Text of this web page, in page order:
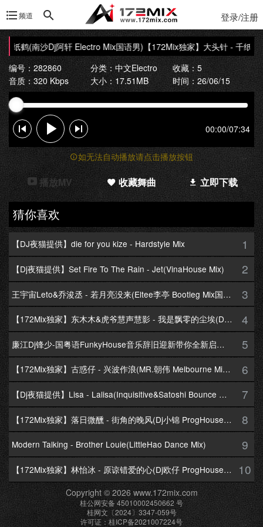
频道 登录/注册
纸鹤(南沙Dj阿轩 Electro Mix国语男)【172Mix独家】大头针 - 千纸鹤(
编号：282860
分类：中文Electro
收藏：5
音质：320 Kbps
大小：17.51MB 时间：26/06/15
00:00/07:34
如无法自动播放请点击播放按钮
播放MV 收藏舞曲 立即下载
猜你喜欢
【DJ夜猫提供】die for you kize - Hardstyle Mix 1
【Dj夜猫提供】Set Fire To The Rain - Jet(VinaHouse Mix) 2
王宇宙Leto&乔浚丞 - 若月亮没来(Eltee李亭 Bootleg Mix国语合唱) 3
【172Mix独家】东木木&虎爷慧声慧影 - 我是飘零的尘埃(Dj十三 Melbourne Mix国语男) 4
廉江Dj锋少-国粤语FunkyHouse音乐辞旧迎新带你全新启航跨年专辑172Mix串烧 5
【172Mix独家】古惑仔 - 兴波作浪(MR.朝伟 Melbourne Mix粤语男) 6
【Dj夜猫提供】Lisa - Lalisa(Inquisitive&Satoshi Bounce Mix) 7
【172Mix独家】落日微醺 - 街角的晚风(Dj小锦 ProgHouse Mix粤语女) 8
Modern Talking - Brother Louie(LittleHao Dance Mix) 9
【172Mix独家】林怡冰 - 原谅错爱的心(Dj欧仔 ProgHouse Mix粤语女) 10
Copyright © 2026 www.172mix.com
桂公网安备 45010002450662 号
桂网文〔2024〕3347-059号
许可证：桂ICP备2021007224号